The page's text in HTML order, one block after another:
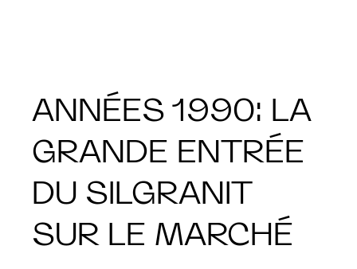
ANNÉES 1990: LA
GRANDE ENTRÉE
DU SILGRANIT
SUR LE MARCHÉ